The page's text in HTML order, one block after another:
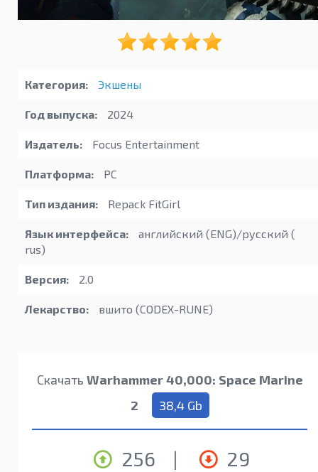
Категория: Экшены
Год выпуска: 2024
Издатель: Focus Entertainment
Платформа: PC
Тип издания: Repack FitGirl
Язык интерфейса:
английский (ENG)/русский (
rus)
Версия: 2.0
Лекарство: вшито (CODEX-RUNE)
Скачать Warhammer 40,000: Space Marine
2
38,4 Gb
256 | 29